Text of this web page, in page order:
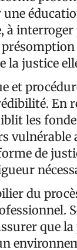
à interroger
la justice
et
En
les
vulnérable
de
du
que